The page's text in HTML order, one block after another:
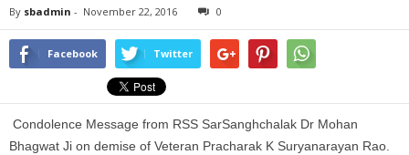
By sbadmin - November 22, 2016 0
Facebook Twitter
Condolence Message from RSS SarSanghchalak Dr Mohan
Bhagwat Ji on demise of Veteran Pracharak K Suryanarayan Rao.